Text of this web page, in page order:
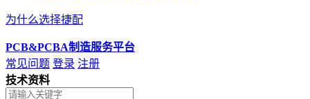
为什么选择捷配
PCB&PCBA制造服务平台
常见问题 登录 注册
技术资料